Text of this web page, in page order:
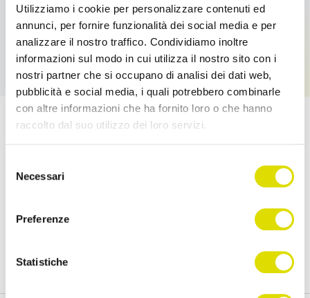
Utilizziamo i cookie per personalizzare contenuti ed
annunci, per fornire funzionalità dei social media e per
analizzare il nostro traffico. Condividiamo inoltre
informazioni sul modo in cui utilizza il nostro sito con i
nostri partner che si occupano di analisi dei dati web,
pubblicità e social media, i quali potrebbero combinarle
con altre informazioni che ha fornito loro o che hanno
raccolto dal suo utilizzo dei loro servizi.
all'informativa:
https://www.ordersender.com/cookie-
delNecessari
Preferenze
Statistiche
Prova l'App Order Sender gratis, nella sua